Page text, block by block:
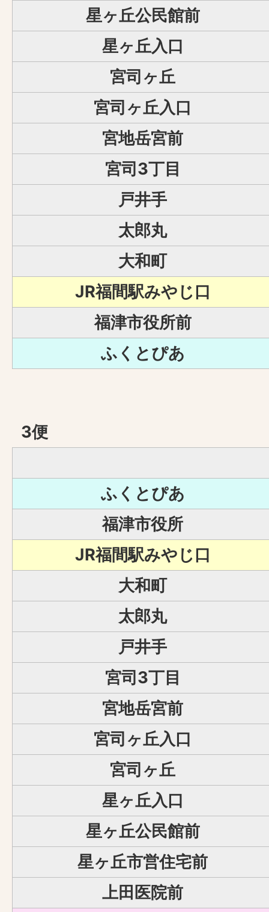
星ヶ丘公民館前
星ヶ丘入口
宮司ヶ丘
宮司ヶ丘入口
宮地岳宮前
宮司3丁目
戸井手
太郎丸
大和町
JR福間駅みやじ口
福津市役所前
ふくとぴあ
3便
ふくとぴあ
福津市役所
JR福間駅みやじ口
大和町
太郎丸
戸井手
宮司3丁目
宮地岳宮前
宮司ヶ丘入口
宮司ヶ丘
星ヶ丘入口
星ヶ丘公民館前
星ヶ丘市営住宅前
上田医院前